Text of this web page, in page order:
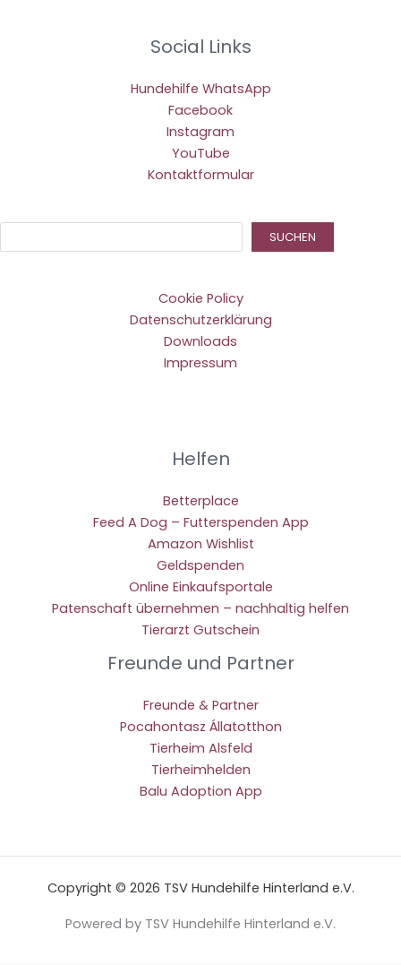
Social Links
Hundehilfe WhatsApp
Facebook
Instagram
YouTube
Kontaktformular
SUCHEN
Cookie Policy
Datenschutzerklärung
Downloads
Impressum
Helfen
Betterplace
Feed A Dog – Futterspenden App
Amazon Wishlist
Geldspenden
Online Einkaufsportale
Patenschaft übernehmen – nachhaltig helfen
Tierarzt Gutschein
Freunde und Partner
Freunde & Partner
Pocahontasz Állatotthon
Tierheim Alsfeld
Tierheimhelden
Balu Adoption App
Copyright © 2026 TSV Hundehilfe Hinterland e.V.
Powered by TSV Hundehilfe Hinterland e.V.